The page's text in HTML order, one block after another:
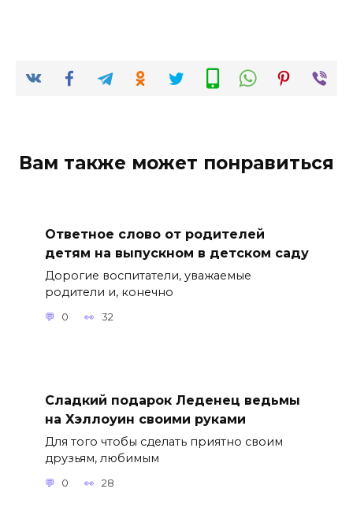
Вам также может понравиться
Ответное слово от родителей
детям на выпускном в детском саду
Дорогие воспитатели, уважаемые
родители и, конечно
0 32
Сладкий подарок Леденец ведьмы
на Хэллоуин своими руками
Для того чтобы сделать приятно своим
друзьям, любимым
0 28